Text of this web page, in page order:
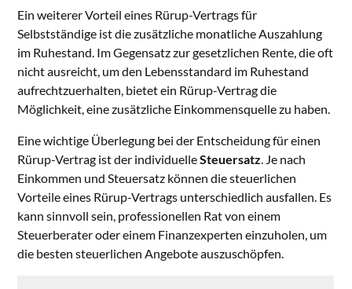
Ein weiterer Vorteil eines Rürup-Vertrags für
Selbstständige ist die zusätzliche monatliche Auszahlung
im Ruhestand. Im Gegensatz zur gesetzlichen Rente, die oft
nicht ausreicht, um den Lebensstandard im Ruhestand
aufrechtzuerhalten, bietet ein Rürup-Vertrag die
Möglichkeit, eine zusätzliche Einkommensquelle zu haben.
Eine wichtige Überlegung bei der Entscheidung für einen
Rürup-Vertrag ist der individuelleSteuersatz. Je nach
Einkommen und Steuersatz können die steuerlichen
Vorteile eines Rürup-Vertrags unterschiedlich ausfallen. Es
kann sinnvoll sein, professionellen Rat von einem
Steuerberater oder einem Finanzexperten einzuholen, um
die besten steuerlichen Angebote auszuschöpfen.